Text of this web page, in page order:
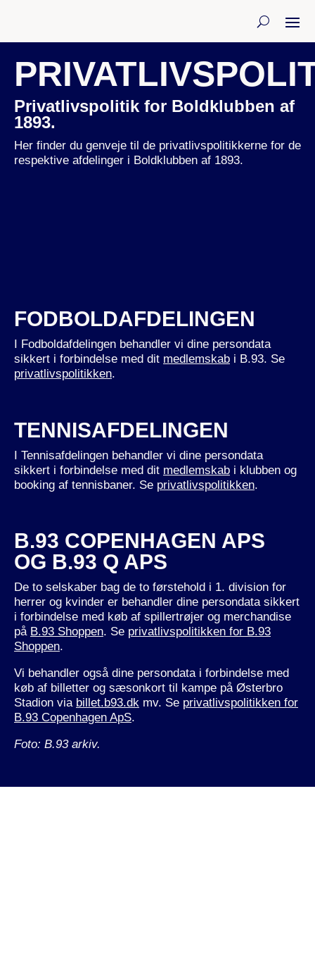
Privatlivspolitik for Boldklubben af
1893.
Her finder du genveje til de privatlivspolitikkerne for de
respektive afdelinger i Boldklubben af 1893.
FODBOLDAFDELINGEN
I Fodboldafdelingen behandler vi dine persondata
sikkert i forbindelse med dit medlemskab i B.93. Se
privatlivspolitikken.
TENNISAFDELINGEN
I Tennisafdelingen behandler vi dine persondata
sikkert i forbindelse med dit medlemskab i klubben og
booking af tennisbaner. Se privatlivspolitikken.
B.93 COPENHAGEN APS
OG B.93 Q APS
De to selskaber bag de to førstehold i 1. division for
herrer og kvinder er behandler dine persondata sikkert
i forbindelse med køb af spillertrøjer og merchandise
på B.93 Shoppen. Se privatlivspolitikken for B.93
Shoppen.
Vi behandler også dine persondata i forbindelse med
køb af billetter og sæsonkort til kampe på Østerbro
Stadion via billet.b93.dk mv. Se privatlivspolitikken for
B.93 Copenhagen ApS.
Foto: B.93 arkiv.